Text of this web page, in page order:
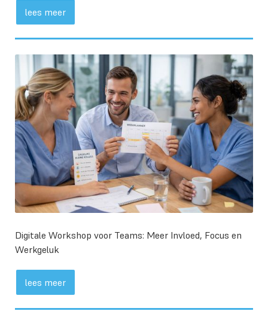
lees meer
Digitale Workshop voor Teams: Meer Invloed, Focus en
Werkgeluk
lees meer